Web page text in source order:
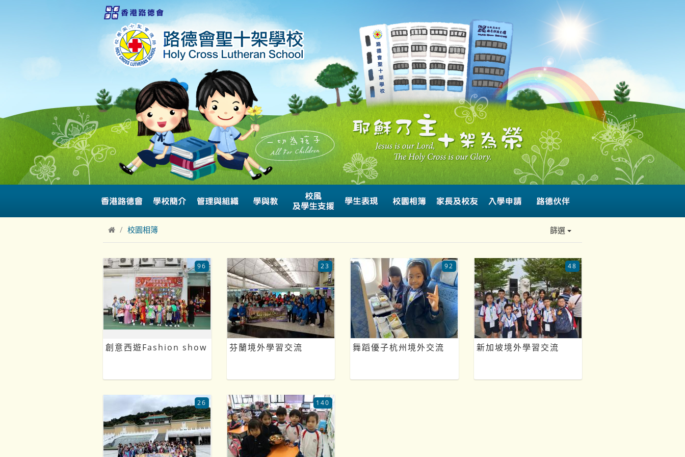
校園相簿 篩選
創意西遊Fashion show
96
芬蘭境外學習交流
23
舞蹈優子杭州境外交流
92
新加坡境外學習交流
48
26 140